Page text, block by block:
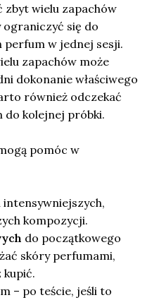
zbyt wielu zapachów
ograniczyć się do
perfum w jednej sesji.
zapachów może
dokonanie właściwego
również odczekać
do kolejnej próbki.
pomóc w
kompozycji.
do początkowego
skóry perfumami,
– po teście, jeśli to